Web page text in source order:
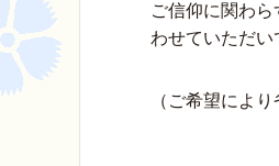
ご信仰に関わ
わせていただい
（ご希望によ